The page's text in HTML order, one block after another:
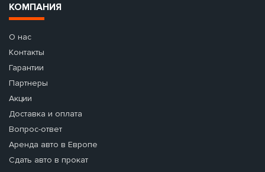
КОМПАНИЯ
О нас
Контакты
Гарантии
Партнеры
Акции
Доставка и оплата
Вопрос-ответ
Аренда авто в Европе
Сдать авто в прокат